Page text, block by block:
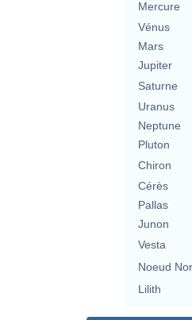
Mercure
Vénus
Mars
Jupiter
Saturne
Uranus
Neptune
Pluton
Chiron
Cérès
Pallas
Junon
Vesta
Noeud
Lilith